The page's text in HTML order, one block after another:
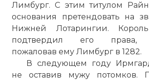
Лимбург. С этим титулом
основания претендовать на
Нижней Лотарингии.
подтвердил его права,
пожаловав ему Лимбург в 1282.
В следующем году
не оставив мужу потомков.